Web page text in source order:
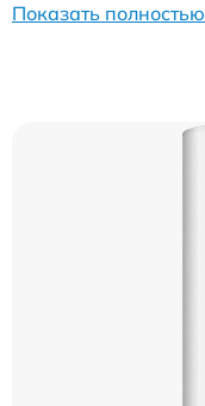
Показать полностью